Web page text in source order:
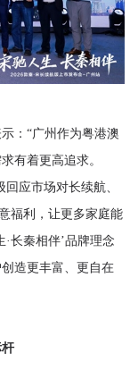
：“广州作为粤港澳
有着更高追求。
应市场对长续航、
福利，让更多家庭能
长秦相伴’品牌理念
造更丰富、更自在